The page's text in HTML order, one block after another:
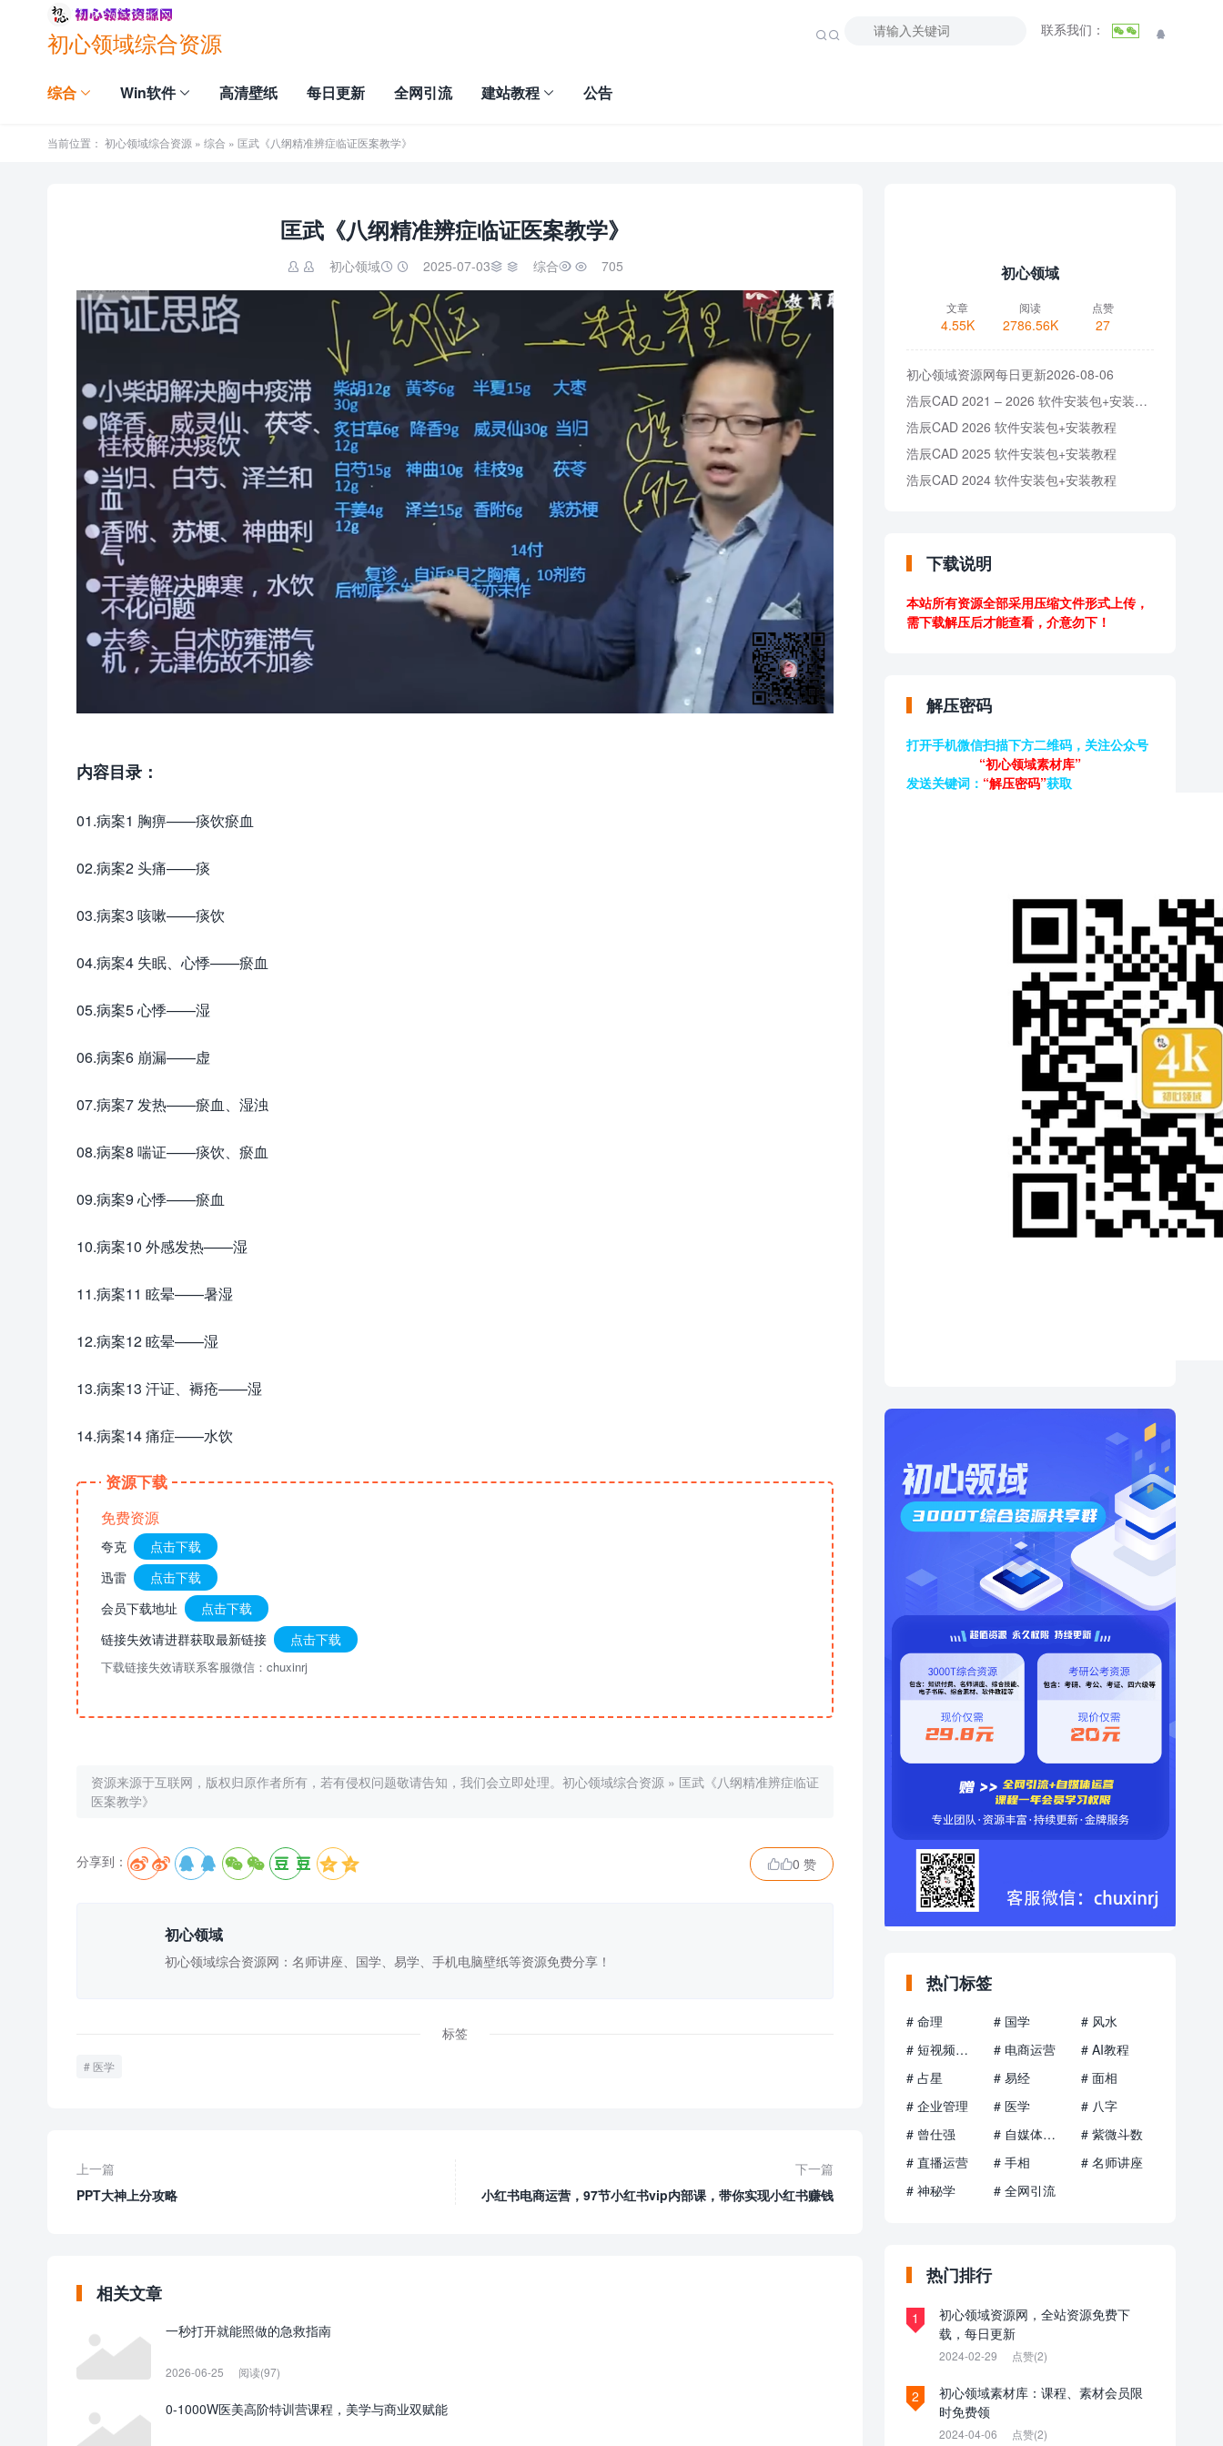
初心领域综合资源 联系我们：  

综合 Win软件 高清壁纸 每日更新 全网引流 建站教程 公告
当前位置： 初心领域综合资源 » 综合 » 匡武《八纲精准辨症临证医案教学》
匡武《八纲精准辨症临证医案教学》
 初心领域  2025-07-03  综合  705
内容目录：
01.病案1 胸痹——痰饮瘀血
02.病案2 头痛——痰
03.病案3 咳嗽——痰饮
04.病案4 失眠、心悸——瘀血
05.病案5 心悸——湿
06.病案6 崩漏——虚
07.病案7 发热——瘀血、湿浊
08.病案8 喘证——痰饮、瘀血
09.病案9 心悸——瘀血
10.病案10 外感发热——湿
11.病案11 眩晕——暑湿
12.病案12 眩晕——湿
13.病案13 汗证、褥疮——湿
14.病案14 痛症——水饮
资源下载
免费资源
夸克
点击下载
迅雷
点击下载
会员下载地址
点击下载
链接失效请进群获取最新链接
点击下载
下载链接失效请联系客服微信：chuxinrj
资源来源于互联网，版权归原作者所有，若有侵权问题敬请告知，我们会立即处理。 初心领域综合资源 » 匡武《八纲精准辨症临证
医案教学》
分享到：      0 赞
初心领域
初心领域综合资源网：名师讲座、国学、易学、手机电脑壁纸等资源免费分享！
标签
医学
上一篇
PPT大神上分攻略
下一篇
小红书电商运营，97节小红书vip内部课，带你实现小红书赚钱
相关文章
一秒打开就能照做的急救指南
2026-06-25 阅读(97)
0-1000W医美高阶特训营课程，美学与商业双赋能
初心领域
文章
4.55K
阅读
2786.56K
点赞
27
初心领域资源网每日更新2026-08-06
浩辰CAD 2021 – 2026 软件安装包+安装教程
浩辰CAD 2026 软件安装包+安装教程
浩辰CAD 2025 软件安装包+安装教程
浩辰CAD 2024 软件安装包+安装教程
下载说明
本站所有资源全部采用压缩文件形式上传，
需下载解压后才能查看，介意勿下！
解压密码
打开手机微信扫描下方二维码，关注公众号
“初心领域素材库”
发送关键词： “解压密码”获取
热门标签
# 命理 # 国学
# 风水
# 短视频运营
# 电商运营
# AI教程
# 占星
# 易经
# 面相
# 企业管理
# 医学
# 八字
# 曾仕强
# 自媒体运营
# 紫微斗数
# 直播运营
# 手相
# 名师讲座
# 神秘学
# 全网引流
热门排行
1
初心领域资源网，全站资源免费下
载，每日更新
2024-02-29 点赞(2)
2
初心领域素材库：课程、素材会员限
时免费领
2024-04-06 点赞(2)